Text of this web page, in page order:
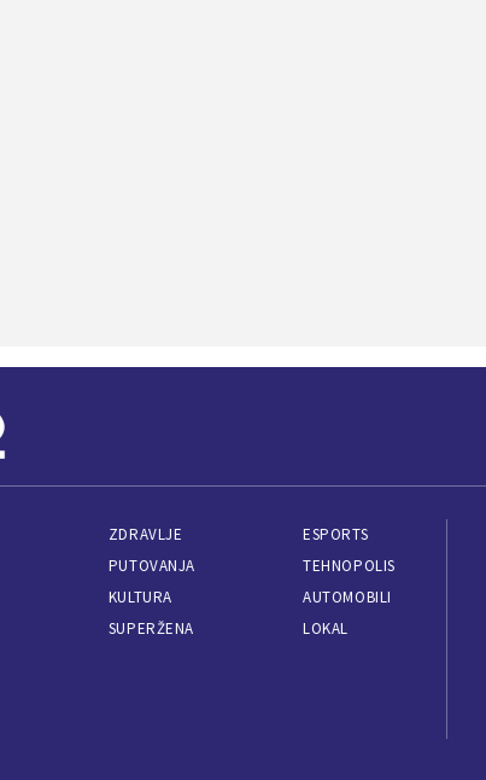
ZDRAVLJE
PUTOVANJA
KULTURA
SUPERŽENA
ESPORTS
TEHNOPOLIS
AUTOMOBILI
LOKAL